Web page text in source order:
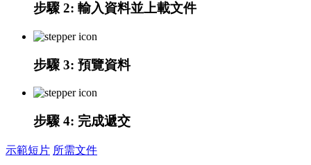
步驟 2: 輸入資料並上載文件
步驟 3: 預覽資料
步驟 4: 完成遞交
示範短片 所需文件